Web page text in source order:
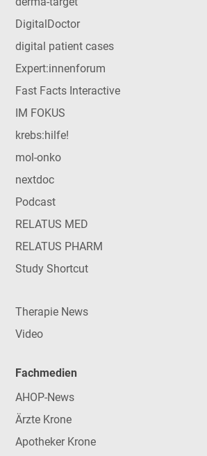
DigitalDoctor
digital patient cases
Expert:innenforum
Fast Facts Interactive
IM FOKUS
krebs:hilfe!
mol-onko
nextdoc
Podcast
RELATUS MED
RELATUS PHARM
Study Shortcut
Therapie News
Video
Fachmedien
AHOP-News
Ärzte Krone
Apotheker Krone